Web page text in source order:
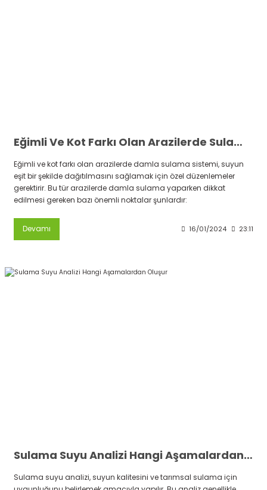
Eğimli Ve Kot Farkı Olan Arazilerde Sulama Nasıl Yapılır
Eğimli ve kot farkı olan arazilerde damla sulama sistemi, suyun
eşit bir şekilde dağıtılmasını sağlamak için özel düzenlemeler
gerektirir. Bu tür arazilerde damla sulama yaparken dikkat
edilmesi gereken bazı önemli noktalar şunlardır:
Devamı 16/01/2024 23:11
Sulama Suyu Analizi Hangi Aşamalardan Oluşur
Sulama suyu analizi, suyun kalitesini ve tarımsal sulama için